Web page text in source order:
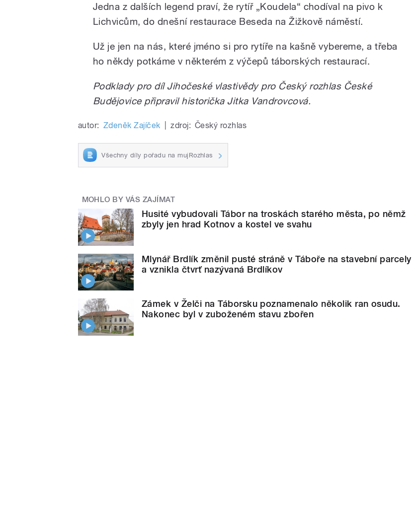
Jedna z dalších legend praví, že rytíř „Koudela“ chodíval na pivo k
Lichvicům, do dnešní restaurace Beseda na Žižkově náměstí.
Už je jen na nás, které jméno si pro rytíře na kašně vybereme, a třeba
ho někdy potkáme v některém z výčepů táborských restaurací.
Podklady pro díl Jihočeské vlastivědy pro Český rozhlas České
Budějovice připravil historička Jitka Vandrovcová.
autor: Zdeněk Zajíček zdroj: Český rozhlas
Všechny díly pořadu na mujRozhlas
MOHLO BY VÁS ZAJÍMAT
Husité vybudovali Tábor na troskách starého města, po němž
zbyly jen hrad Kotnov a kostel ve svahu
Mlynář Brdlík změnil pusté stráně v Táboře na stavební parcely
a vznikla čtvrť nazývaná Brdlíkov
Zámek v Želči na Táborsku poznamenalo několik ran osudu.
Nakonec byl v zuboženém stavu zbořen